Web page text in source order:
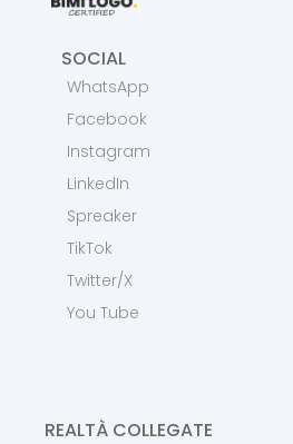
SOCIAL
WhatsApp
Facebook
Instagram
LinkedIn
Spreaker
TikTok
Twitter/X
You Tube
REALTÀ COLLEGATE